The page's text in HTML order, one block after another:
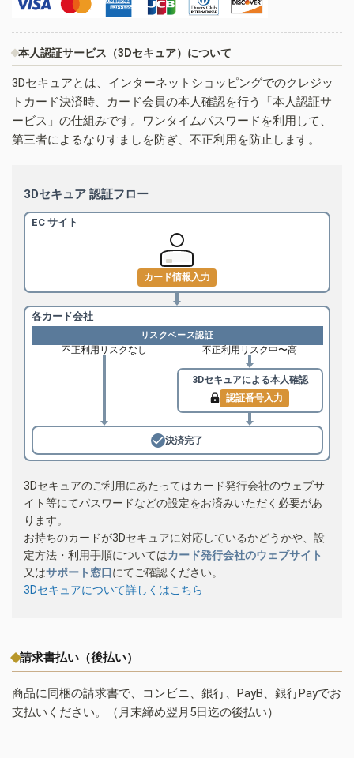
本人認証サービス（3Dセキュア）について
3Dセキュアとは、インターネットショッピングでのクレジッ
トカード決済時、カード会員の本人確認を行う「本人認証サ
ービス」の仕組みです。ワンタイムパスワードを利用して、
第三者によるなりすましを防ぎ、不正利用を防止します。
3Dセキュア 認証フロー
EC サイト
カード情報入力
各カード会社
リスクベース認証
不正利用リスクなし 不正利用リスク中〜高
3Dセキュアによる本人確認
認証番号入力
決済完了
3Dセキュアのご利用にあたってはカード発行会社のウェブサ
イト等にてパスワードなどの設定をお済みいただく必要があ
ります。
お持ちのカードが3Dセキュアに対応しているかどうかや、設
定方法・利用手順についてはカード発行会社のウェブサイト
又はサポート窓口にてご確認ください。
3Dセキュアについて詳しくはこちら
請求書払い（後払い）
商品に同梱の請求書で、コンビニ、銀行、PayB、銀行Payでお
支払いください。（月末締め翌月5日迄の後払い）